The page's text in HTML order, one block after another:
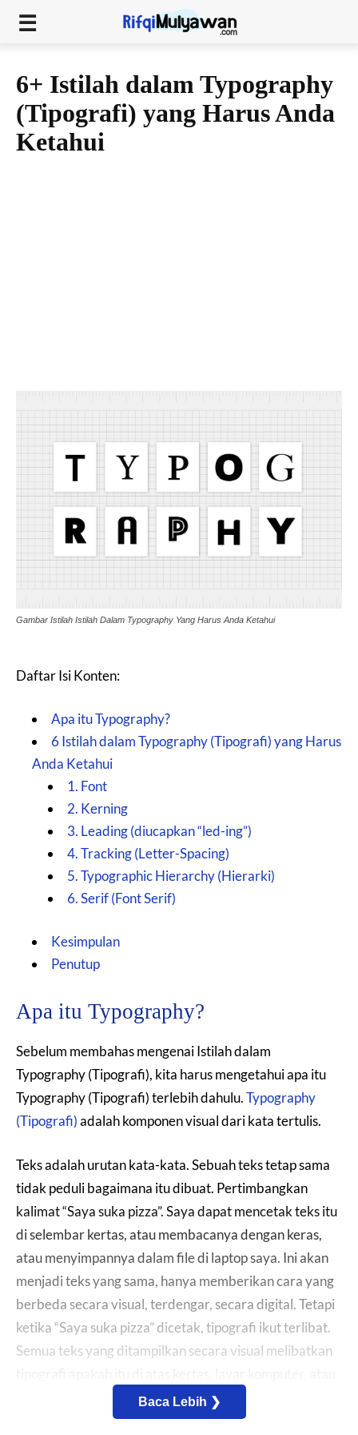
6+ Istilah dalam Typography
(Tipografi) yang Harus Anda
Ketahui
Gambar Istilah Istilah Dalam Typography Yang Harus Anda Ketahui
Daftar Isi Konten:
Apa itu Typography?
6 Istilah dalam Typography (Tipografi) yang Harus
Anda Ketahui
1. Font
2. Kerning
3. Leading (diucapkan “led-ing”)
4. Tracking (Letter-Spacing)
5. Typographic Hierarchy (Hierarki)
6. Serif (Font Serif)
Kesimpulan
Penutup
Apa itu Typography?
Sebelum membahas mengenai Istilah dalam
Typography (Tipografi), kita harus mengetahui apa itu
Typography (Tipografi) terlebih dahulu.Typography
(Tipografi)adalah komponen visual dari kata tertulis.
Teks adalah urutan kata-kata. Sebuah teks tetap sama
tidak peduli bagaimana itu dibuat. Pertimbangkan
kalimat “Saya suka pizza”. Saya dapat mencetak teks itu
di selembar kertas, atau membacanya dengan keras,
atau menyimpannya dalam file di laptop saya. Ini akan
menjadi teks yang sama, hanya memberikan cara yang
berbeda secara visual, terdengar, secara digital. Tetapi
ketika “Saya suka pizza” dicetak, tipografi ikut terlibat.
Semua teks yang ditampilkan secara visual melibatkan
Baca Lebih ❯